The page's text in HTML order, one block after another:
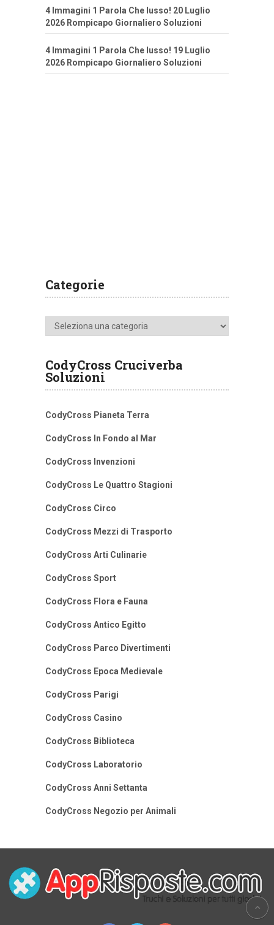
4 Immagini 1 Parola Che lusso! 20 Luglio
2026 Rompicapo Giornaliero Soluzioni
4 Immagini 1 Parola Che lusso! 19 Luglio
2026 Rompicapo Giornaliero Soluzioni
Categorie
Categorie
CodyCross Cruciverba
Soluzioni
CodyCross Pianeta Terra
CodyCross In Fondo al Mar
CodyCross Invenzioni
CodyCross Le Quattro Stagioni
CodyCross Circo
CodyCross Mezzi di Trasporto
CodyCross Arti Culinarie
CodyCross Sport
CodyCross Flora e Fauna
CodyCross Antico Egitto
CodyCross Parco Divertimenti
CodyCross Epoca Medievale
CodyCross Parigi
CodyCross Casino
CodyCross Biblioteca
CodyCross Laboratorio
CodyCross Anni Settanta
CodyCross Negozio per Animali